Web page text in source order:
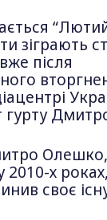
“Лютий
зіграють
після
гурту
Олешко,
х
своє